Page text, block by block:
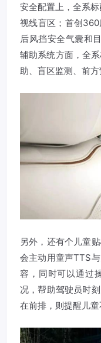
安全配置上，全系
视线盲区；首创
后风挡安全气囊和
辅助系统方面，全
助、盲区监测、前方
另外，还有个儿童
会主动用童声TTS
容，同时可以通过
况，帮助驾驶员时
在前排，则提醒儿童